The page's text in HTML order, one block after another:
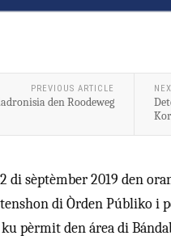
PREVIOUS ARTICLE
den Roodeweg
di sèptèmber 2019 den
di Òrden Públiko i
pèrmit den área di